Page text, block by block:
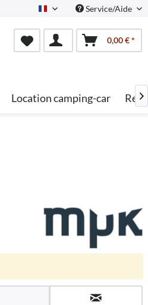
French Service/Aide
0,00 € *
Location camping-car 